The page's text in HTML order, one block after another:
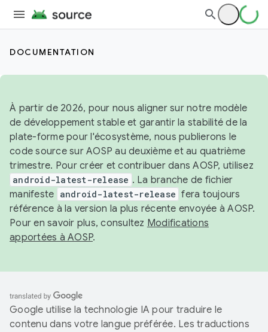
DOCUMENTATION
À partir de 2026, pour nous aligner sur notre modèle
de développement stable et garantir la stabilité de la
plate-forme pour l'écosystème, nous publierons le
code source sur AOSP au deuxième et au quatrième
trimestre. Pour créer et contribuer dans AOSP, utilisez
android-latest-release . La branche de fichier
manifeste android-latest-release fera toujours
référence à la version la plus récente envoyée à AOSP.
Pour en savoir plus, consultez Modifications
apportées à AOSP.
Google utilise la technologie IA pour traduire le
contenu dans votre langue préférée. Les traductions